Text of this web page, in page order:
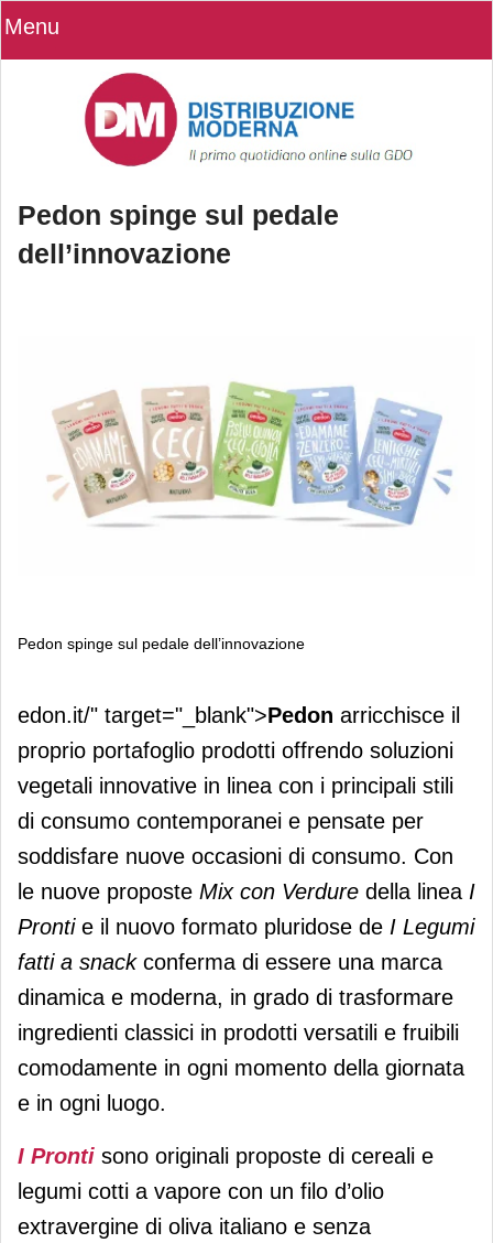
Menu
Pedon spinge sul pedale
dell’innovazione
Pedon spinge sul pedale dell’innovazione
dell’innovazione
edon.it/" target="_blank">Pedon arricchisce il
proprio portafoglio prodotti offrendo soluzioni
vegetali innovative in linea con i principali stili
di consumo contemporanei e pensate per
soddisfare nuove occasioni di consumo. Con
le nuove proposte Mix con Verdure della linea I
Prontie il nuovo formato pluridose de I Legumi
fatti a snackconferma di essere una marca
dinamica e moderna, in grado di trasformare
ingredienti classici in prodotti versatili e fruibili
comodamente in ogni momento della giornata
e in ogni luogo.
I Pronti sono originali proposte di cereali e
legumi cotti a vapore con un filo d’olio
extravergine di oliva italiano e senza